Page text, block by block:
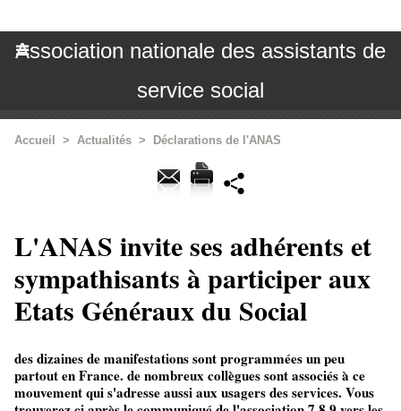
Association nationale des assistants de
service social
Accueil > Actualités > Déclarations de l'ANAS
L'ANAS invite ses adhérents et
sympathisants à participer aux
Etats Généraux du Social
des dizaines de manifestations sont programmées un peu
partout en France. de nombreux collègues sont associés à ce
mouvement qui s'adresse aussi aux usagers des services. Vous